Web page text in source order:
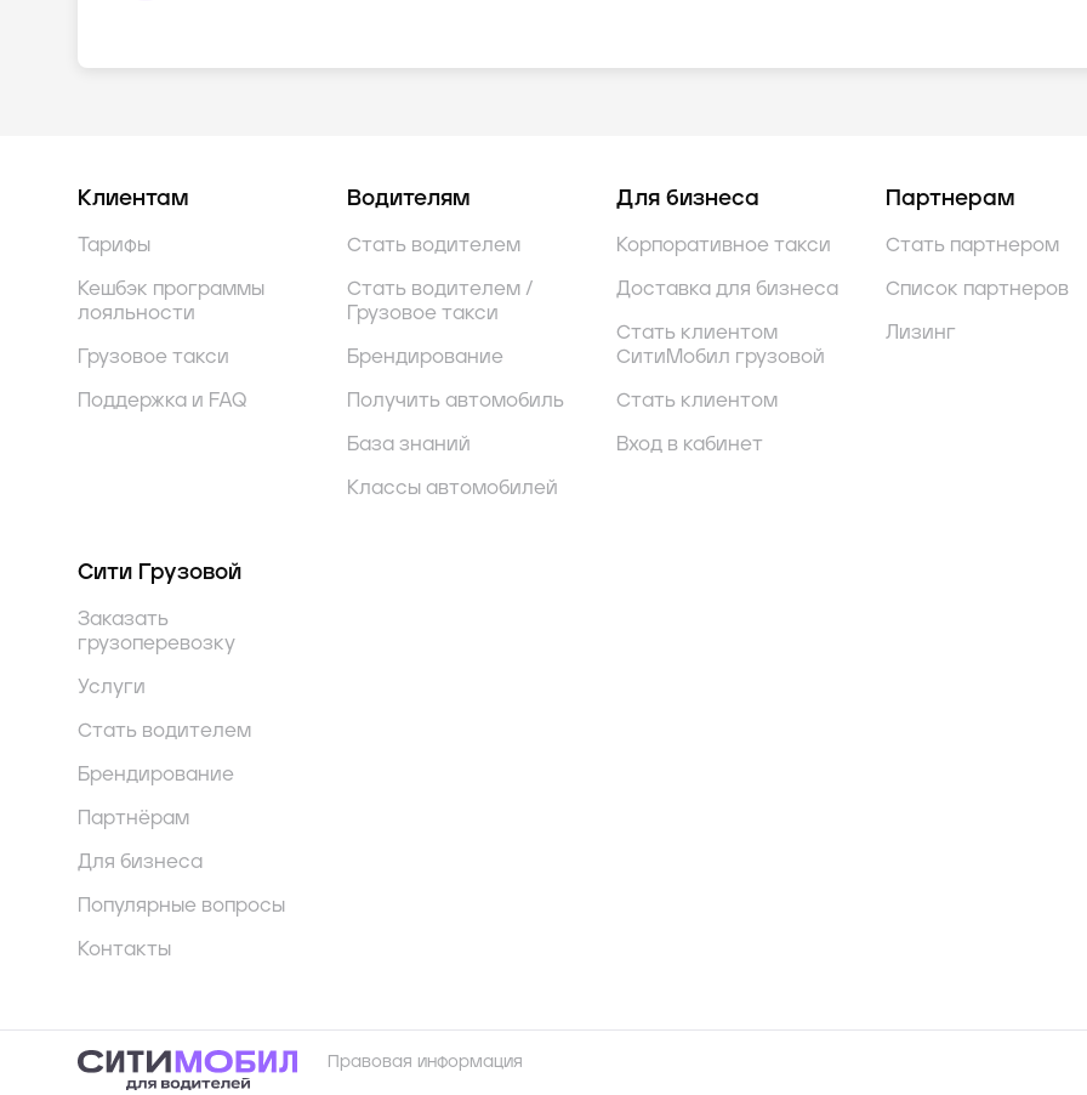
Клиентам
Тарифы
Кешбэк программы
лояльности
Грузовое такси
Поддержка и FAQ
Водителям
Стать водителем
Стать водителем /
Грузовое такси
Брендирование
Получить автомобиль
База знаний
Классы автомобилей
Для бизнеса
Корпоративное такси
Доставка для бизнеса
Стать клиентом
СитиМобил грузовой
Стать клиентом
Вход в кабинет
Партнерам
Стать партнером
Список партнеров
Лизинг
Сити Грузовой
Заказать
грузоперевозку
Услуги
Стать водителем
Брендирование
Партнёрам
Для бизнеса
Популярные вопросы
Контакты
Правовая информация